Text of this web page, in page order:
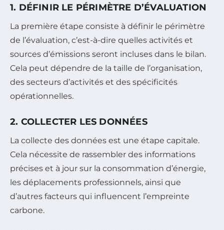
1. DÉFINIR LE PÉRIMÈTRE D’ÉVALUATION
La première étape consiste à définir le périmètre
de l’évaluation, c’est-à-dire quelles activités et
sources d’émissions seront incluses dans le bilan.
Cela peut dépendre de la taille de l’organisation,
des secteurs d’activités et des spécificités
opérationnelles.
2. COLLECTER LES DONNÉES
La collecte des données est une étape capitale.
Cela nécessite de rassembler des informations
précises et à jour sur la consommation d’énergie,
les déplacements professionnels, ainsi que
d’autres facteurs qui influencent l’empreinte
carbone.